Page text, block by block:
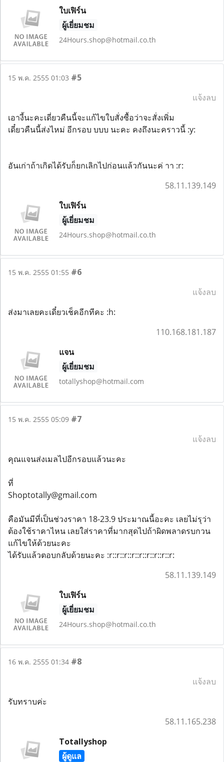
ใบเฟิร์น
ผู้เยี่ยมชม
24Hours.shop@hotmail.co.th
15 พ.ค. 2555 01:03 #5
แจ้งลบ
เอางี้นะคะเดี่ยวคืนนี้จะแก้ไขใบสั่งซื้อว่าจะสั่งเพิ่ม
เดี๋ยวคืนนี้ส่งไหม่ อีกรอบ บบบ นะคะ คงถึงนะคราวนี้ :y:
อันเก่าถ้าเกิดได้รับก็ยกเลิกไปก่อนแล้วกันนะค่ าา :r:
58.11.139.149
ใบเฟิร์น
ผู้เยี่ยมชม
24Hours.shop@hotmail.co.th
15 พ.ค. 2555 01:55 #6
แจ้งลบ
ส่งมาเลยคะเดี๋ยวเช็คอีกทีคะ :h:
110.168.181.187
แจน
ผู้เยี่ยมชม
totallyshop@hotmail.com
15 พ.ค. 2555 05:09 #7
แจ้งลบ
คุณแจนส่งเมลไปอีกรอบแล้วนะคะ
ที่
Shoptotally@gmail.com
คือมันมีที่เป็นช่วงราคา 18-23.9 ประมาณนี้อะคะ เลยไม่รุว่า
ต้องใช้ราคาไหน เลยใส่ราคาที่มากสุดไปถ้าผิดพลาดรบกวน
แก้ไขให้ด้วยนะคะ
ได้รับแล้วตอบกลับด้วยนะคะ :r::r::r::r::r::r::r::r::r:
58.11.139.149
ใบเฟิร์น
ผู้เยี่ยมชม
24Hours.shop@hotmail.co.th
16 พ.ค. 2555 01:34 #8
แจ้งลบ
รับทราบค่ะ
58.11.165.238
Totallyshop
ผู้ดูแล